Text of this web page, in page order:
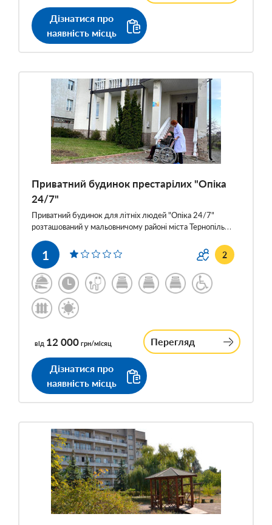
Дізнатися про
наявність місць
Приватний будинок престарілих "Опіка
24/7"
Приватний будинок для літніх людей "Опіка 24/7"
розташований у мальовничому районі міста Тернопіль…
1 2
від 12 000 грн/місяц Перегляд
Дізнатися про
наявність місць